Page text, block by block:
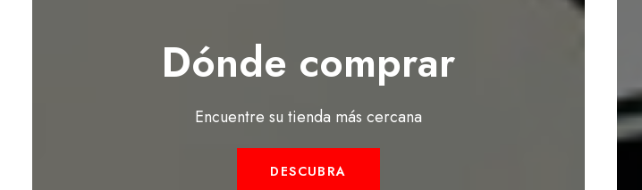
Dónde comprar
Encuentre su tienda más cercana
DESCUBRA